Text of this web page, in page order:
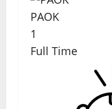
PAOK
1
Full Time